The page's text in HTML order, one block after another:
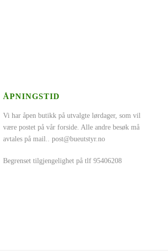
ÅPNINGSTID
Vi har åpen butikk på utvalgte lørdager, som vil
være postet på vår forside. Alle andre besøk må
avtales på mail..post@bueutstyr.no
Begrenset tilgjengelighet på tlf 95406208